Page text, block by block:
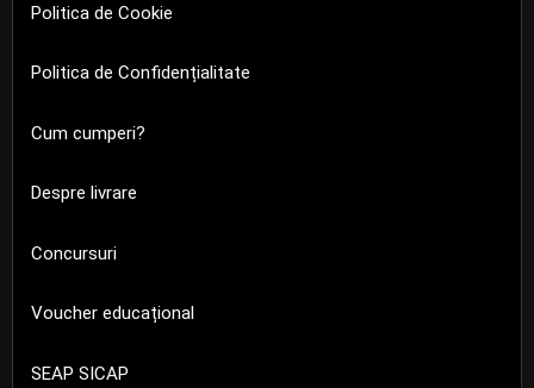
Politica de Cookie
Politica de Confidențialitate
Cum cumperi?
Despre livrare
Concursuri
Voucher educațional
SEAP SICAP